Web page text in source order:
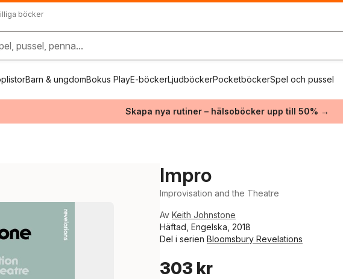
böcker
pussel, penna...
Barn & ungdomBokus PlayE-böckerLjudböckerPocketböckerSpel och pussel
Skapa nya rutiner – hälsoböcker upp till 50% →
Impro
Improvisation and the Theatre
Av Keith Johnstone
Häftad, Engelska, 2018
Del i serien Bloomsbury Revelations
303 kr